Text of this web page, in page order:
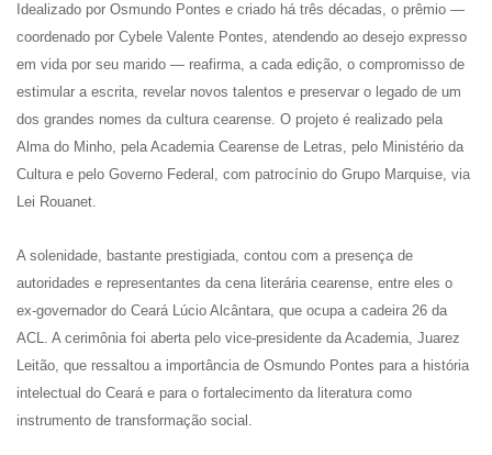
Idealizado por Osmundo Pontes e criado há três décadas, o prêmio —
coordenado por Cybele Valente Pontes, atendendo ao desejo expresso
em vida por seu marido — reafirma, a cada edição, o compromisso de
estimular a escrita, revelar novos talentos e preservar o legado de um
dos grandes nomes da cultura cearense. O projeto é realizado pela
Alma do Minho, pela Academia Cearense de Letras, pelo Ministério da
Cultura e pelo Governo Federal, com patrocínio do Grupo Marquise, via
Lei Rouanet.
A solenidade, bastante prestigiada, contou com a presença de
autoridades e representantes da cena literária cearense, entre eles o
ex-governador do Ceará Lúcio Alcântara, que ocupa a cadeira 26 da
ACL. A cerimônia foi aberta pelo vice-presidente da Academia, Juarez
Leitão, que ressaltou a importância de Osmundo Pontes para a história
intelectual do Ceará e para o fortalecimento da literatura como
instrumento de transformação social.